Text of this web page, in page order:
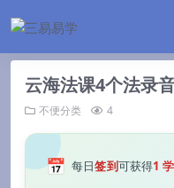
云海法课4个法录
不便分类 4
📅 每日签到可获得1